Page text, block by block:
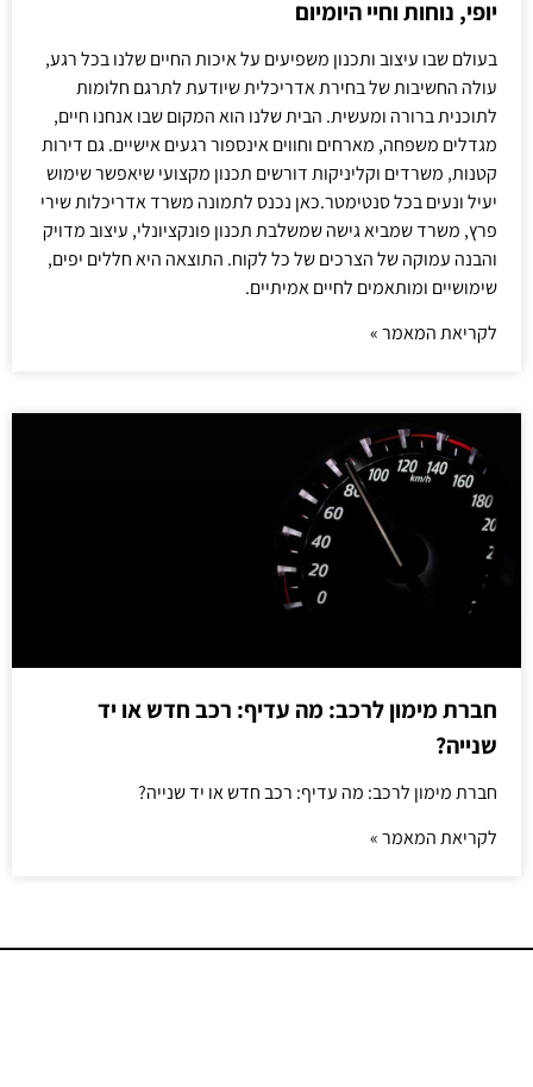
יופי, נוחות וחיי היומיום
בעולם שבו עיצוב ותכנון משפיעים על איכות החיים שלנו בכל רגע,
עולה החשיבות של בחירת אדריכלית שיודעת לתרגם חלומות
לתוכנית ברורה ומעשית. הבית שלנו הוא המקום שבו אנחנו חיים,
מגדלים משפחה, מארחים וחווים אינספור רגעים אישיים. גם דירות
קטנות, משרדים וקליניקות דורשים תכנון מקצועי שיאפשר שימוש
יעיל ונעים בכל סנטימטר.כאן נכנס לתמונה משרד אדריכלות שירי
פרץ, משרד שמביא גישה שמשלבת תכנון פונקציונלי, עיצוב מדויק
והבנה עמוקה של הצרכים של כל לקוח. התוצאה היא חללים יפים,
שימושיים ומותאמים לחיים אמיתיים.
לקריאת המאמר »
חברת מימון לרכב: מה עדיף: רכב חדש או יד
שנייה?
חברת מימון לרכב: מה עדיף: רכב חדש או יד שנייה?
לקריאת המאמר »